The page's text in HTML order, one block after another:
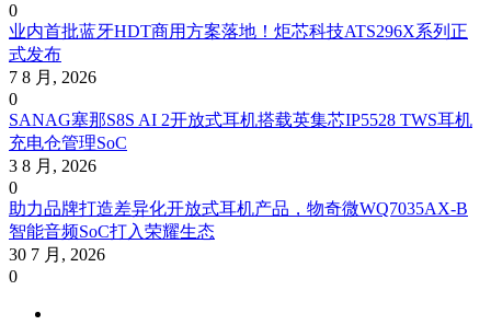
0
业内首批蓝牙HDT商用方案落地！炬芯科技ATS296X系列正
式发布
7 8 月, 2026
0
SANAG塞那S8S AI 2开放式耳机搭载英集芯IP5528 TWS耳机
充电仓管理SoC
3 8 月, 2026
0
助力品牌打造差异化开放式耳机产品，物奇微WQ7035AX-B
智能音频SoC打入荣耀生态
30 7 月, 2026
0